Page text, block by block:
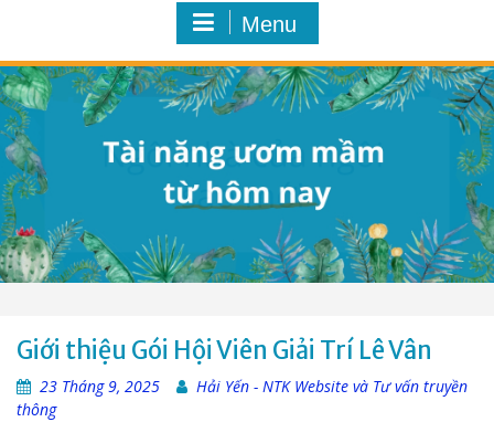
Menu
Giới thiệu Gói Hội Viên Giải Trí Lê Vân
23 Tháng 9, 2025
Hải Yến - NTK Website và Tư vấn truyền
thông